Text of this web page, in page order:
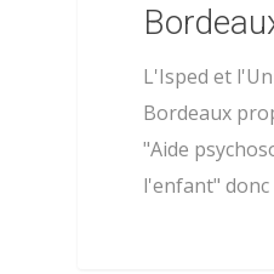
L'Isped et
Bordeaux
"Aide
l'enfant"